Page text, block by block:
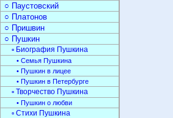
○ Паустовский
○ Платонов
○ Пришвин
○ Пушкин
▫ Биография Пушкина
• Семья Пушкина
• Пушкин в лицее
• Пушкин в Петербурге
▫ Творчество Пушкина
• Пушкин о любви
▫ Стихи Пушкина